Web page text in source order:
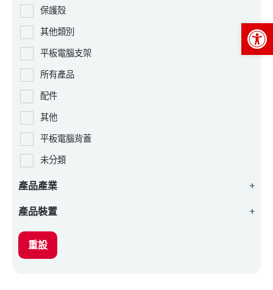
保護殼
其他類別
平板電腦支架
所有產品
配件
其他
平板電腦背蓋
未分類
產品產業 +
產品裝置 +
重設